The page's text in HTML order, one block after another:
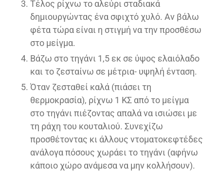
Τέλος ρίχνω το αλεύρι σταδιακά
δημιουργώντας ένα σφιχτό χυλό. Αν βάλω
φέτα τώρα είναι η στιγμή να την προσθέσω
στο μείγμα.
Βάζω στο τηγάνι 1,5 εκ σε ύψος ελαιόλαδο
και το ζεσταίνω σε μέτρια- υψηλή ένταση.
Όταν ζεσταθεί καλά (πιάσει τη
θερμοκρασία), ρίχνω 1 ΚΣ από το μείγμα
στο τηγάνι πιέζοντας απαλά να ισιώσει με
τη ράχη του κουταλιού. Συνεχίζω
προσθέτοντας κι άλλους ντοματοκεφτέδες
ανάλογα πόσους χωράει το τηγάνι (αφήνω
κάποιο χώρο ανάμεσα να μην κολλήσουν).